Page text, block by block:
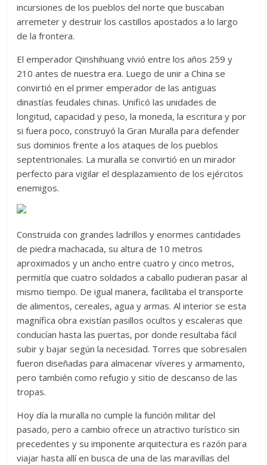
incursiones de los pueblos del norte que buscaban
arremeter y destruir los castillos apostados a lo largo
de la frontera.
El emperador Qinshihuang vivió entre los años 259 y
210 antes de nuestra era. Luego de unir a China se
convirtió en el primer emperador de las antiguas
dinastías feudales chinas. Unificó las unidades de
longitud, capacidad y peso, la moneda, la escritura y por
si fuera poco, construyó la Gran Muralla para defender
sus dominios frente a los ataques de los pueblos
septentrionales. La muralla se convirtió en un mirador
perfecto para vigilar el desplazamiento de los ejércitos
enemigos.
Construida con grandes ladrillos y enormes cantidades
de piedra machacada, su altura de 10 metros
aproximados y un ancho entre cuatro y cinco metros,
permitía que cuatro soldados a caballo pudieran pasar al
mismo tiempo. De igual manera, facilitaba el transporte
de alimentos, cereales, agua y armas. Al interior se esta
magnífica obra existían pasillos ocultos y escaleras que
conducían hasta las puertas, por donde resultaba fácil
subir y bajar según la necesidad. Torres que sobresalen
fueron diseñadas para almacenar víveres y armamento,
pero también como refugio y sitio de descanso de las
tropas.
Hoy día la muralla no cumple la función militar del
pasado, pero a cambio ofrece un atractivo turístico sin
precedentes y su imponente arquitectura es razón para
viajar hasta allí en busca de una de las maravillas del